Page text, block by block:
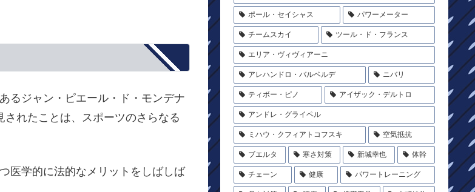
るジャン・ピエール・ド・モンデナ
れたことは、スポーツのさらなる
医学的に法的なメリットをしばしば
ポール・セイシャス パワーメーター
チームスカイ ツール・ド・フランス
エリア・ヴィヴィアーニ
アレハンドロ・バルベルデ ニバリ
ティボー・ピノ アイザック・デルトロ
アンドレ・グライペル
ミハウ・クフィアトコフスキ 空気抵抗
ブエルタ 寒さ対策 新城幸也 体幹
チェーン 健康 パワートレーニング